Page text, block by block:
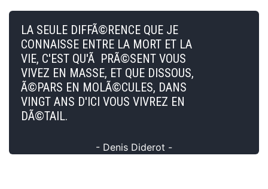
LA SEULE DIFFÃ©RENCE QUE JE
CONNAISSE ENTRE LA MORT ET LA
VIE, C'EST QU'Ã PRÃ©SENT VOUS
VIVEZ EN MASSE, ET QUE DISSOUS,
Ã©PARS EN MOLÃ©CULES, DANS
VINGT ANS D'ICI VOUS VIVREZ EN
DÃ©TAIL.
- Denis Diderot -